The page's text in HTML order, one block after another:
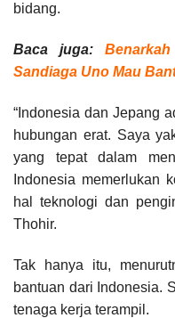
bidang.
Baca juga:
Sandiaga Uno Mau
“Indonesia dan Jepang
hubungan erat. Saya
yang tepat dalam
Indonesia memerlukan
hal teknologi dan
Thohir.
Tak hanya itu,
bantuan dari Indonesia.
tenaga kerja terampil.